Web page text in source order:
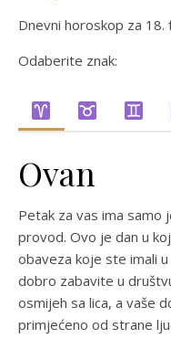
Dnevni horoskop za 18.
Odaberite znak:
Ovan
Petak za vas ima samo
provod. Ovo je dan u
obaveza koje ste imali
dobro zabavite u
osmijeh sa lica, a vaše
primjećeno od strane